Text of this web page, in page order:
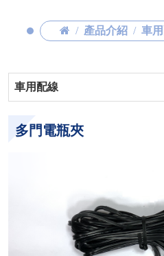
產品介紹 車
車用配線
多門電瓶夾